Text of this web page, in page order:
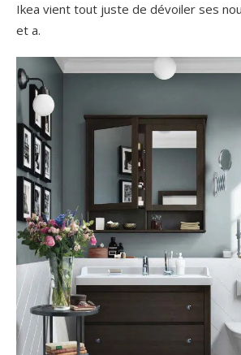
Ikea vient tout juste de dévoiler ses
et a.